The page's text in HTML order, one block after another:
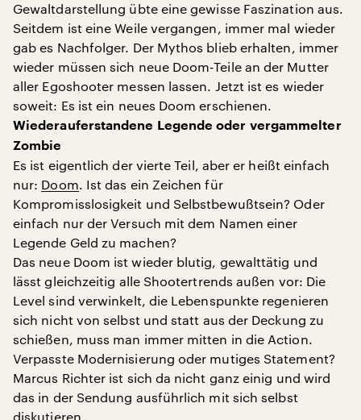
Gewaltdarstellung übte eine gewisse Faszination aus.
Seitdem ist eine Weile vergangen, immer mal wieder
gab es Nachfolger. Der Mythos blieb erhalten, immer
wieder müssen sich neue Doom-Teile an der Mutter
aller Egoshooter messen lassen. Jetzt ist es wieder
soweit: Es ist ein neues Doom erschienen.
Wiederauferstandene Legende oder vergammelter
Zombie
Es ist eigentlich der vierte Teil, aber er heißt einfach
nur: Doom. Ist das ein Zeichen für
Kompromisslosigkeit und Selbstbewußtsein? Oder
einfach nur der Versuch mit dem Namen einer
Legende Geld zu machen?
Das neue Doom ist wieder blutig, gewalttätig und
lässt gleichzeitig alle Shootertrends außen vor: Die
Level sind verwinkelt, die Lebenspunkte regenieren
sich nicht von selbst und statt aus der Deckung zu
schießen, muss man immer mitten in die Action.
Verpasste Modernisierung oder mutiges Statement?
Marcus Richter ist sich da nicht ganz einig und wird
das in der Sendung ausführlich mit sich selbst
diskutieren.